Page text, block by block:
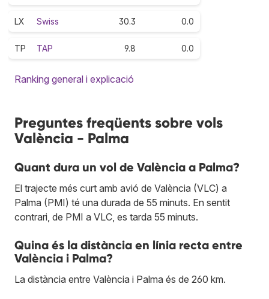
LX Swiss 30.3 0.0
TP TAP 9.8 0.0
Ranking general i explicació
Preguntes freqüents sobre vols
València - Palma
Quant dura un vol de València a Palma?
El trajecte més curt amb avió de València (VLC) a
Palma (PMI) té una durada de 55 minuts. En sentit
contrari, de PMI a VLC, es tarda 55 minuts.
Quina és la distància en línia recta entre
València i Palma?
La distància entre València i Palma és de 260 km.